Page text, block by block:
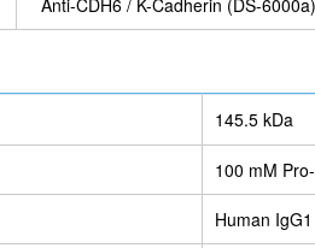
Anti-CDH6 / K-Cadherin (DS-
145.5 kDa
100 mM
Human IgG1